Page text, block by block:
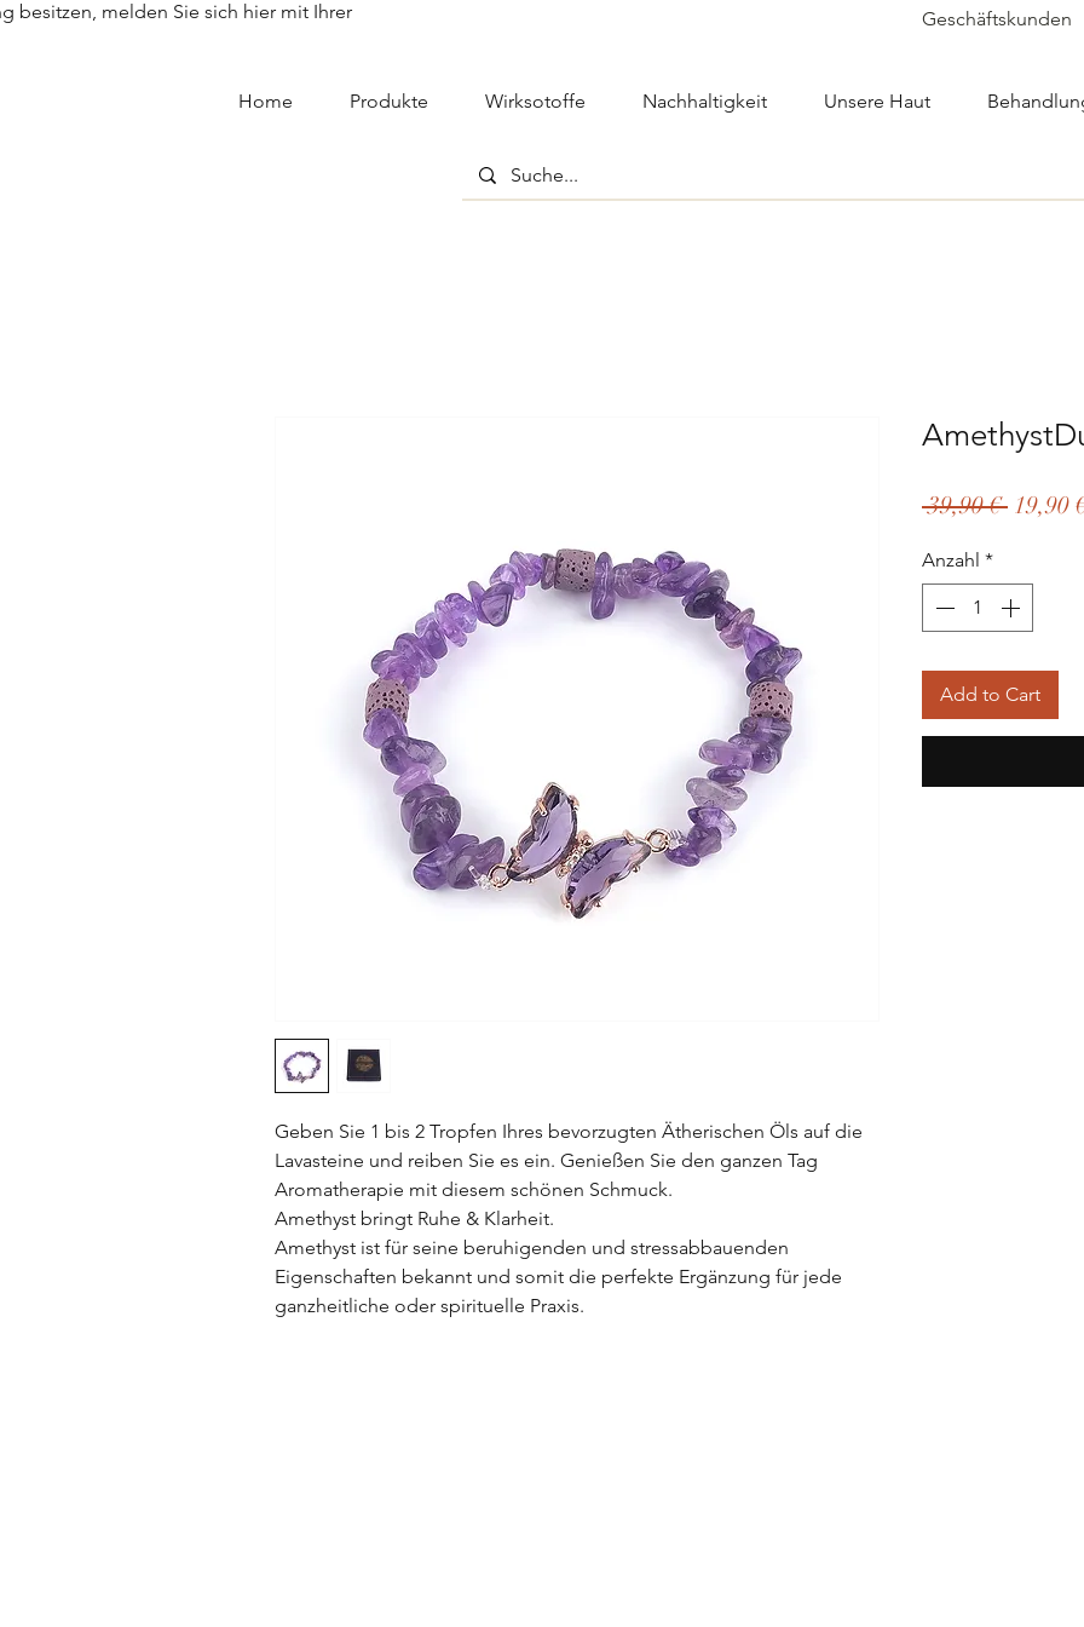
Home Produkte Wirksotoffe Nachhaltigkeit Unsere Haut
Geschäftskunden
besitzen, melden Sie sich hier mit Ihrer
Geben Sie 1 bis 2 Tropfen Ihres bevorzugten Ätherischen Öls auf die
Lavasteine und reiben Sie es ein. Genießen Sie den ganzen Tag
Aromatherapie mit diesem schönen Schmuck.
Amethyst bringt Ruhe & Klarheit.
Amethyst ist für seine beruhigenden und stressabbauenden
Eigenschaften bekannt und somit die perfekte Ergänzung für jede
ganzheitliche oder spirituelle Praxis.
39,90 € 19,90
Anzahl *
Add to Cart